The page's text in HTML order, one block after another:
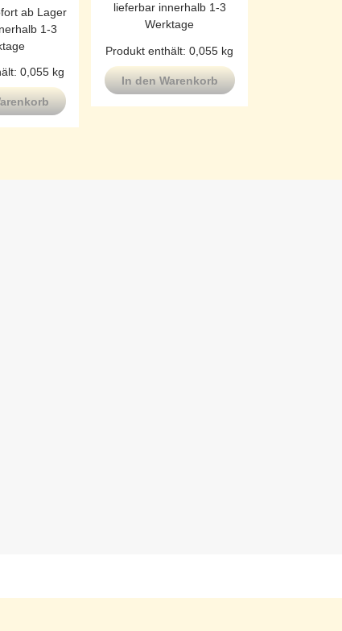
ab Lager
1-3
0,055 kg
lieferbar innerhalb 1-3
Werktage
Produkt enthält: 0,055 kg
In den Warenkorb